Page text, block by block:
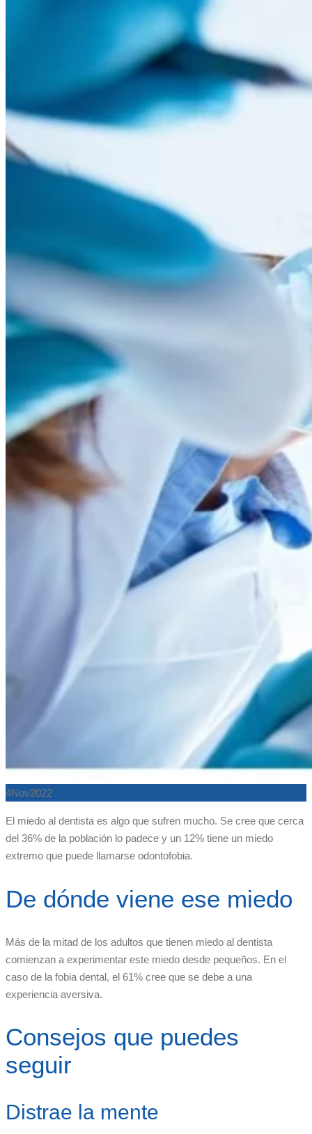
4Nov2022
El miedo al dentista es algo que sufren mucho. Se cree que cerca
del 36% de la población lo padece y un 12% tiene un miedo
extremo que puede llamarse odontofobia.
De dónde viene ese miedo
Más de la mitad de los adultos que tienen miedo al dentista
comienzan a experimentar este miedo desde pequeños. En el
caso de la fobia dental, el 61% cree que se debe a una
experiencia aversiva.
Consejos que puedes
seguir
Distrae la mente